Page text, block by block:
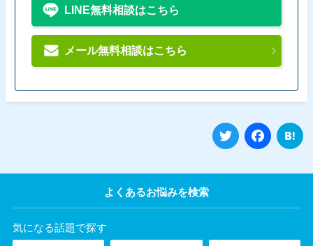
LINE無料相談はこちら
メール無料相談はこちら
Twitter
よくあるお悩みを検索
気になる話題で探す